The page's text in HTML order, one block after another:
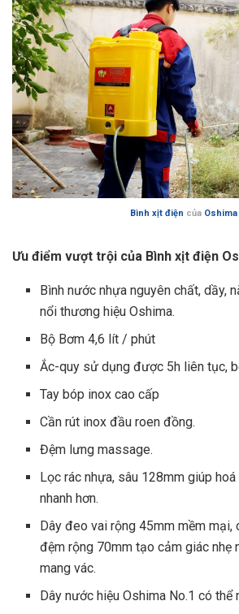
Bình xịt điện của Oshima
Ưu điểm vượt trội của Bình xịt điện
Bình nước nhựa nguyên chất, dầy,
nổi thương hiệu Oshima.
Bộ Bơm 4,6 lít / phút
Ắc-quy sử dụng được 5h liên tục,
Tay bóp inox cao cấp
Cần rút inox đầu roen đồng.
Đệm lưng massage.
Lọc rác nhựa, sâu 128mm giúp
nhanh hơn.
Dây đeo vai rộng 45mm mềm mại,
đệm rộng 70mm tạo cảm giác nhẹ
mang vác.
Dây nước hiệu Oshima No.1 có thể